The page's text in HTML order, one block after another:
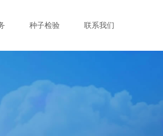
种子检验 联系我们